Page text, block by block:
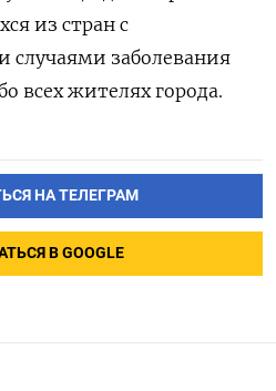
из стран с
случаями заболевания
всех жителях города.
НА ТЕЛЕГРАМ
В GOOGLE